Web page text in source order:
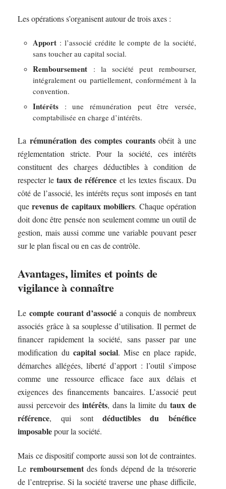
Les opérations s’organisent autour de trois axes :
Apport : l’associé crédite le compte de la société,
sans toucher au capital social.
Remboursement : la société peut rembourser,
intégralement ou partiellement, conformément à la
convention.
Intérêts : une rémunération peut être versée,
comptabilisée en charge d’intérêts.
La rémunération des comptes courantsobéit à une
réglementation stricte. Pour la société, ces intérêts
constituent des charges déductibles à condition de
respecter letaux de référence et les textes fiscaux. Du
côté de l’associé, les intérêts reçus sont imposés en tant
querevenus de capitaux mobiliers. Chaque opération
doit donc être pensée non seulement comme un outil de
gestion, mais aussi comme une variable pouvant peser
sur le plan fiscal ou en cas de contrôle.
Avantages, limites et points de
vigilance à connaître
Le compte courant d’associé a conquis de nombreux
associés grâce à sa souplesse d’utilisation. Il permet de
financer rapidement la société, sans passer par une
modification du capital social. Mise en place rapide,
démarches allégées, liberté d’apport : l’outil s’impose
comme une ressource efficace face aux délais et
exigences des financements bancaires. L’associé peut
aussi percevoir des intérêts, dans la limite du taux de
référence, qui sontdéductibles du bénéfice
imposablepour la société.
Mais ce dispositif comporte aussi son lot de contraintes.
Le remboursementdes fonds dépend de la trésorerie
de l’entreprise. Si la société traverse une phase difficile,